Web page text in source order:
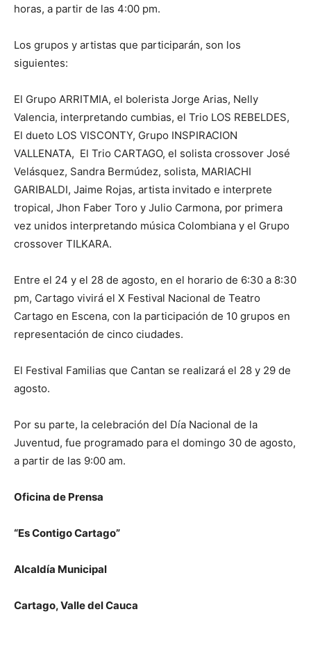
horas, a partir de las 4:00 pm.
Los grupos y artistas que participarán, son los
siguientes:
El Grupo ARRITMIA, el bolerista Jorge Arias, Nelly
Valencia, interpretando cumbias, el Trio LOS REBELDES,
El dueto LOS VISCONTY, Grupo INSPIRACION
VALLENATA, El Trio CARTAGO, el solista crossover José
Velásquez, Sandra Bermúdez, solista, MARIACHI
GARIBALDI, Jaime Rojas, artista invitado e interprete
tropical, Jhon Faber Toro y Julio Carmona, por primera
vez unidos interpretando música Colombiana y el Grupo
crossover TILKARA.
Entre el 24 y el 28 de agosto, en el horario de 6:30 a 8:30
pm, Cartago vivirá el X Festival Nacional de Teatro
Cartago en Escena, con la participación de 10 grupos en
representación de cinco ciudades.
El Festival Familias que Cantan se realizará el 28 y 29 de
agosto.
Por su parte, la celebración del Día Nacional de la
Juventud, fue programado para el domingo 30 de agosto,
a partir de las 9:00 am.
Oficina de Prensa
“Es Contigo Cartago”
Alcaldía Municipal
Cartago, Valle del Cauca